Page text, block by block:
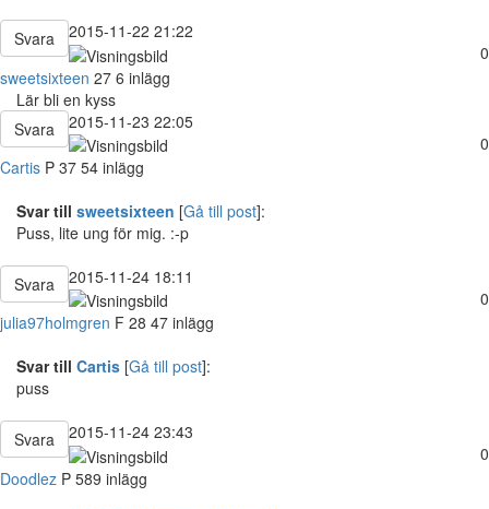
Svara
2015-11-22 21:22
0
sweetsixteen 27 6 inlägg
Lär bli en kyss
Svara
2015-11-23 22:05
0
Cartis P 37 54 inlägg
Svar till sweetsixteen [Gå till post]:
Puss, lite ung för mig. :-p
Svara
2015-11-24 18:11
0
julia97holmgren F 28 47 inlägg
Svar till Cartis [Gå till post]:
puss
Svara
2015-11-24 23:43
0
Doodlez P 589 inlägg